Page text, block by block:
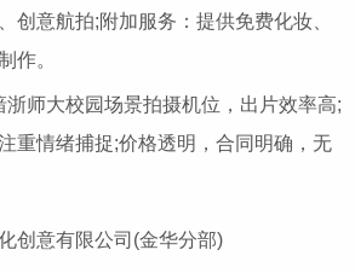
创意航拍;附加服务：提供免费化妆、
作。
大校园场景拍摄机位，出片效率高;
重情绪捕捉;价格透明，合同明确，无
创意有限公司(金华分部)